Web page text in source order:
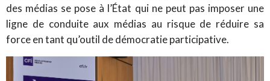
des médias se pose à l’État qui ne peut pas imposer une
ligne de conduite aux médias au risque de réduire sa
force en tant qu’outil de démocratie participative.